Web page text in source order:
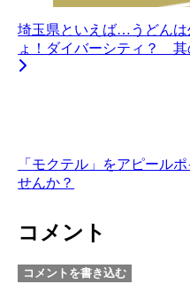
埼玉県といえば…うどんは
ょ！ダイバーシティ？
「モクテル」をアピール
せんか？
コメント
コメントを書き込む